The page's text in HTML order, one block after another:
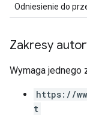
Odniesienie do
Zakresy
Wymaga jednego
https://
t